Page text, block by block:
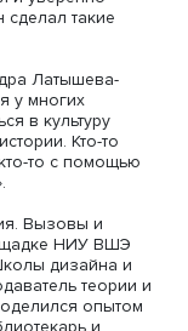
на программе
«Анализ
сторителлинга».
Александра
ПКВС,
преподаватель
о
НИУ ВШЭ».
курса Александра
который,